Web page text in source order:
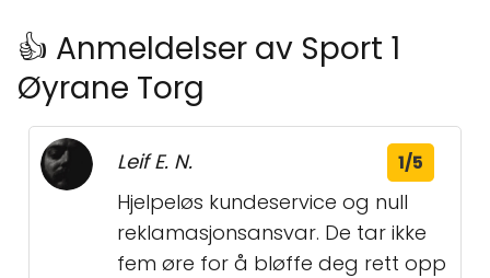
👍 Anmeldelser av Sport 1
Øyrane Torg
Leif E. N. 1/5
Hjelpeløs kundeservice og null
reklamasjonsansvar. De tar ikke
fem øre for å bløffe deg rett opp